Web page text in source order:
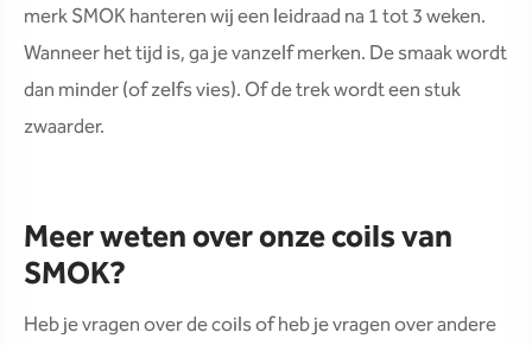
merk SMOK hanteren wij een leidraad na 1 tot 3 weken.
Wanneer het tijd is, ga je vanzelf merken. De smaak wordt
dan minder (of zelfs vies). Of de trek wordt een stuk
zwaarder.
Meer weten over onze coils van
SMOK?
Heb je vragen over de coils of heb je vragen over andere